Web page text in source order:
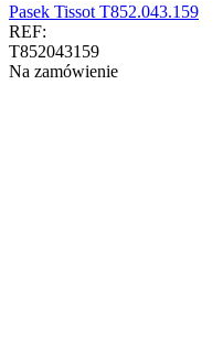
Pasek Tissot T852.043.159
REF:
T852043159
Na zamówienie